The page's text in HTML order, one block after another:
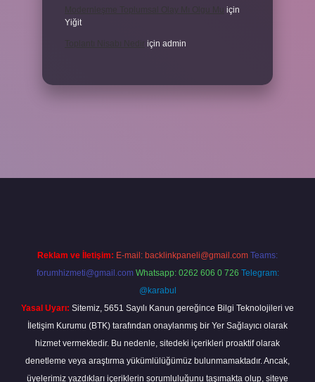
için
Yiğit
için admin
Reklam ve İletişim: E-mail: backlinkpaneli@gmail.com Teams:
forumhizmeti@gmail.com Whatsapp: 0262 606 0 726 Telegram:
@karabul
Yasal Uyarı: Sitemiz, 5651 Sayılı Kanun gereğince Bilgi Teknolojileri ve
İletişim Kurumu (BTK) tarafından onaylanmış bir Yer Sağlayıcı olarak
hizmet vermektedir. Bu nedenle, sitedeki içerikleri proaktif olarak
denetleme veya araştırma yükümlülüğümüz bulunmamaktadır. Ancak,
üyelerimiz yazdıkları içeriklerin sorumluluğunu taşımakta olup, siteye